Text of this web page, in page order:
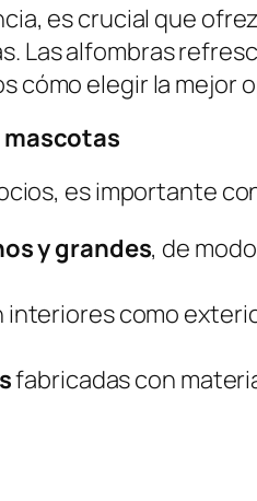
es crucial que
Las alfombras
cómo elegir la mejor
es importante
y grandes, de
como
fabricadas con